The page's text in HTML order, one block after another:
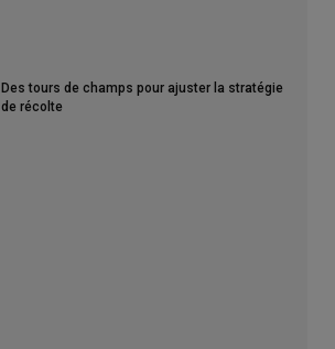
Des tours de champs pour ajuster la stratégie
de récolte